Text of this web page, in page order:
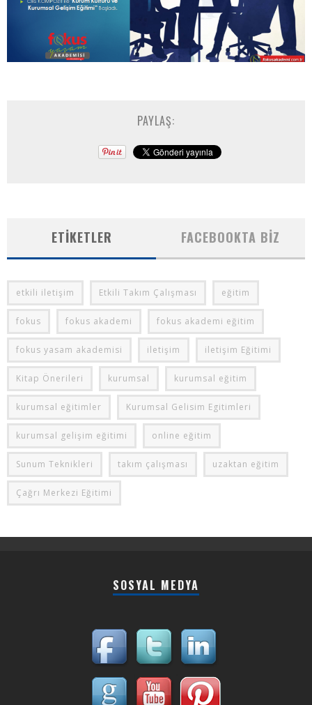
PAYLAŞ:
ETIKETLER FACEBOOKTA BIZ
etkili iletişim Etkili Takım Çalışması eğitim
fokus fokus akademi fokus akademi eğitim
fokus yasam akademisi iletişim iletişim Eğitimi
Kitap Önerileri kurumsal kurumsal eğitim
kurumsal eğitimler Kurumsal Gelisim Egitimleri
kurumsal gelişim eğitimi online eğitim
Sunum Teknikleri takım çalışması uzaktan eğitim
Çağrı Merkezi Eğitimi
SOSYAL MEDYA